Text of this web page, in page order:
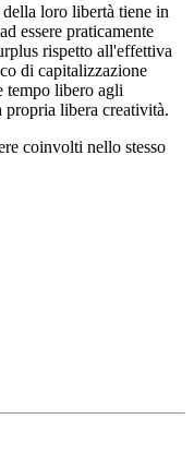
loro libertà tiene in
essere praticamente
rispetto all'effettiva
di capitalizzazione
tempo libero agli
libera creatività.
coinvolti nello stesso